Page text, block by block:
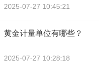
2025-07-27 10:45:21
黄金计量单位有哪些？
2025-07-27 10:28:18